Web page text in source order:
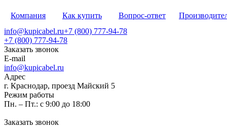
Компания Как купить Вопрос-ответ
info@kupicabel.ru+7 (800) 777-94-78
+7 (800) 777-94-78
Заказать звонок
E-mail
info@kupicabel.ru
Адрес
г. Краснодар, проезд Майский 5
Режим работы
Пн. – Пт.: с 9:00 до 18:00
Заказать звонок